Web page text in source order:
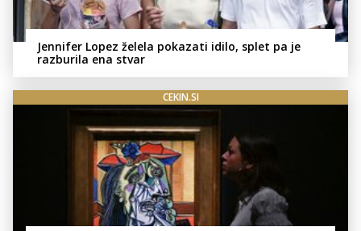
Jennifer Lopez želela pokazati idilo, splet pa je
razburila ena stvar
CEKIN.SI